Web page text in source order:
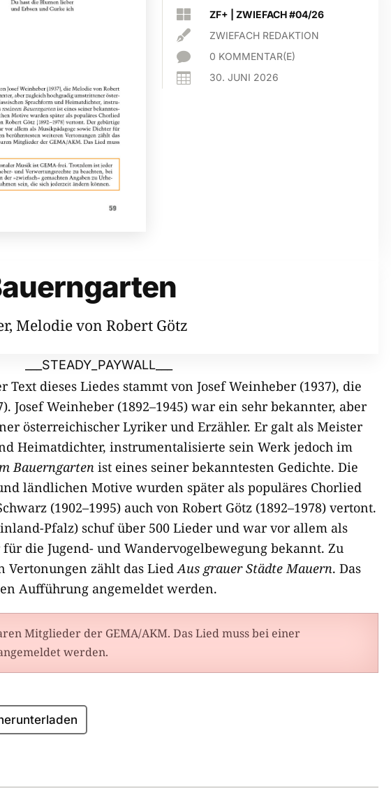
 ZF+ ZWIEFACH #04/26
 ZWIEFACH REDAKTION
 0 KOMMENTAR(E)
 30. JUNI 2026
Melodie von Robert Götz
___STEADY_PAYWALL___
Text dieses Liedes stammt von Josef Weinheber (1937), die
Josef Weinheber (1892–1945) war ein sehr bekannter, aber
österreichischer Lyriker und Erzähler. Er galt als Meister
Heimatdichter, instrumentalisierte sein Werk jedoch im
Bauerngarten ist eines seiner bekanntesten Gedichte. Die
ländlichen Motive wurden später als populäres Chorlied
(1902–1995) auch von Robert Götz (1892–1978) vertont.
Pfalz) schuf über 500 Lieder und war vor allem als
die Jugend- und Wandervogelbewegung bekannt. Zu
Vertonungen zählt das LiedAus grauer Städte Mauern. Das
Aufführung angemeldet werden.
Mitglieder der GEMA/AKM. Das Lied muss bei einer
werden.